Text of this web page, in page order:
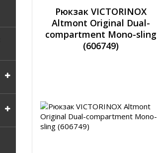
Рюкзак VICTORINOX
Altmont Original Dual-
compartment Mono-sling
(606749)